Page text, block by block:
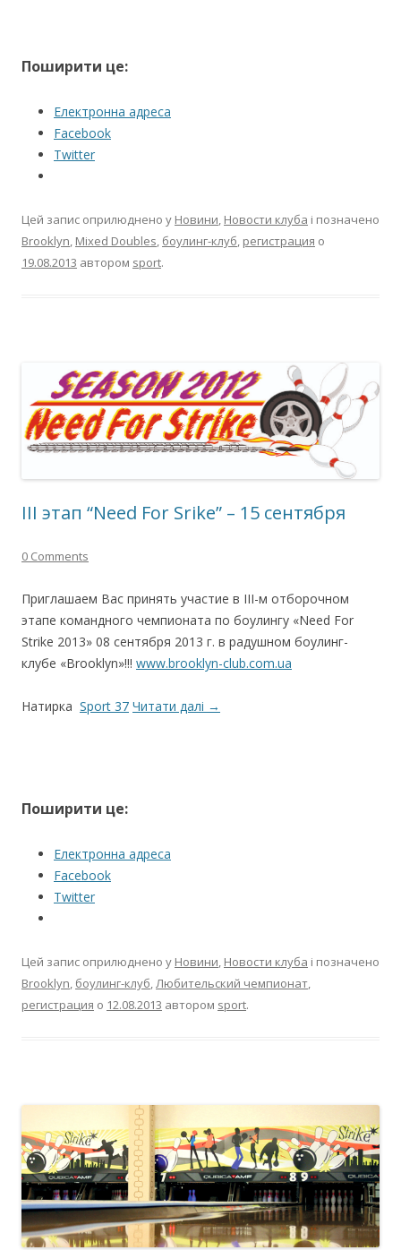
Поширити це:
Електронна адреса
Facebook
Twitter
Цей запис оприлюднено у Новини, Новости клуба і позначено
Brooklyn, Mixed Doubles, боулинг-клуб, регистрация о
19.08.2013 автором sport.
III этап “Need For Srike” – 15 сентября
0 Comments
Приглашаем Вас принять участие в ІІІ-м отборочном
этапе командного чемпионата по боулингу «Need For
Strike 2013» 08 сентября 2013 г. в радушном боулинг-
клубе «Brooklyn»!!! www.brooklyn-club.com.ua
Натирка Sport 37 Читати далі →
Поширити це:
Електронна адреса
Facebook
Twitter
Цей запис оприлюднено у Новини, Новости клуба і позначено
Brooklyn, боулинг-клуб,Любительский чемпионат,
регистрация о 12.08.2013 автором sport.